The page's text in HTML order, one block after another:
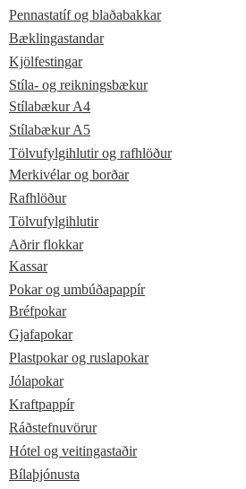
Pennastatíf og blaðabakkar
Bæklingastandar
Kjölfestingar
Stíla- og reikningsbækur
Stílabækur A4
Stílabækur A5
Tölvufylgihlutir og rafhlöður
Merkivélar og borðar
Rafhlöður
Tölvufylgihlutir
Aðrir flokkar
Kassar
Pokar og umbúðapappír
Bréfpokar
Gjafapokar
Plastpokar og ruslapokar
Jólapokar
Kraftpappír
Ráðstefnuvörur
Hótel og veitingastaðir
Bílaþjónusta